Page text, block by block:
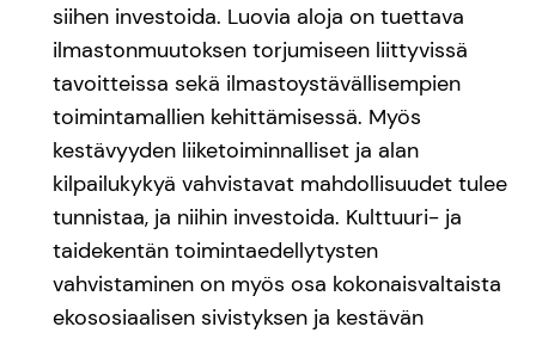
siihen investoida. Luovia aloja on tuettava
ilmastonmuutoksen torjumiseen liittyvissä
tavoitteissa sekä ilmastoystävällisempien
toimintamallien kehittämisessä. Myös
kestävyyden liiketoiminnalliset ja alan
kilpailukykyä vahvistavat mahdollisuudet tulee
tunnistaa, ja niihin investoida. Kulttuuri- ja
taidekentän toimintaedellytysten
vahvistaminen on myös osa kokonaisvaltaista
ekososiaalisen sivistyksen ja kestävän